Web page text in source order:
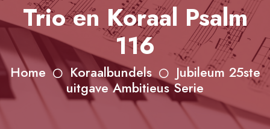
Trio en Koraal Psalm
116
Home Koraalbundels
Jubileum 25ste
uitgave Ambitieus Serie